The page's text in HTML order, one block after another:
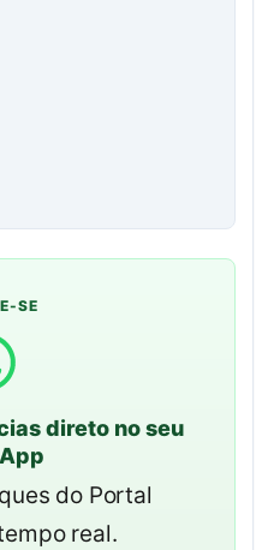
SE
direto no seu
do Portal
real.